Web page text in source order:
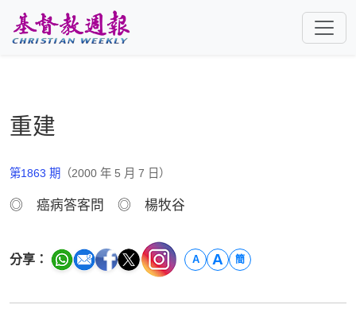
重建
第1863 期 （2000 年 5 月 7 日）
◎ 癌病答客問 ◎ 楊牧谷
分享： A A 簡